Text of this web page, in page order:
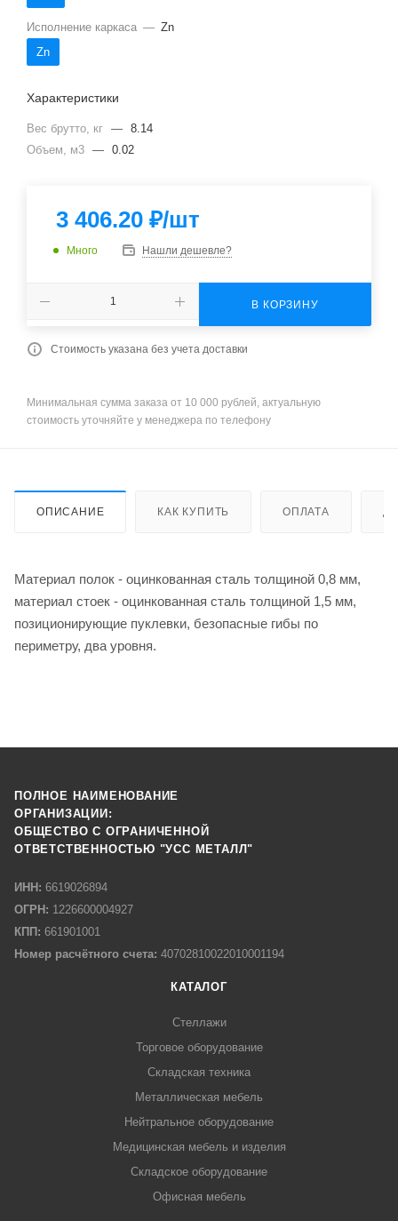
Исполнение каркаса — Zn
Zn
Характеристики
Вес брутто, кг — 8.14
Объем, м3 — 0.02
3 406.20 ₽/шт
Много Нашли дешевле?
В КОРЗИНУ
Стоимость указана без учета доставки
Минимальная сумма заказа от 10 000 рублей, актуальную
стоимость уточняйте у менеджера по телефону
ОПИСАНИЕ КАК КУПИТЬ ОПЛАТА
Материал полок - оцинкованная сталь толщиной 0,8 мм,
материал стоек - оцинкованная сталь толщиной 1,5 мм,
позиционирующие пуклевки, безопасные гибы по
периметру, два уровня.
ПОЛНОЕ НАИМЕНОВАНИЕ
ОРГАНИЗАЦИИ:
ОБЩЕСТВО С ОГРАНИЧЕННОЙ
ОТВЕТСТВЕННОСТЬЮ "УСС МЕТАЛЛ"
ИНН: 6619026894
ОГРН: 1226600004927
КПП: 661901001
Номер расчётного счета: 40702810022010001194
КАТАЛОГ
Стеллажи
Торговое оборудование
Складская техника
Металлическая мебель
Нейтральное оборудование
Медицинская мебель и изделия
Складское оборудование
Офисная мебель